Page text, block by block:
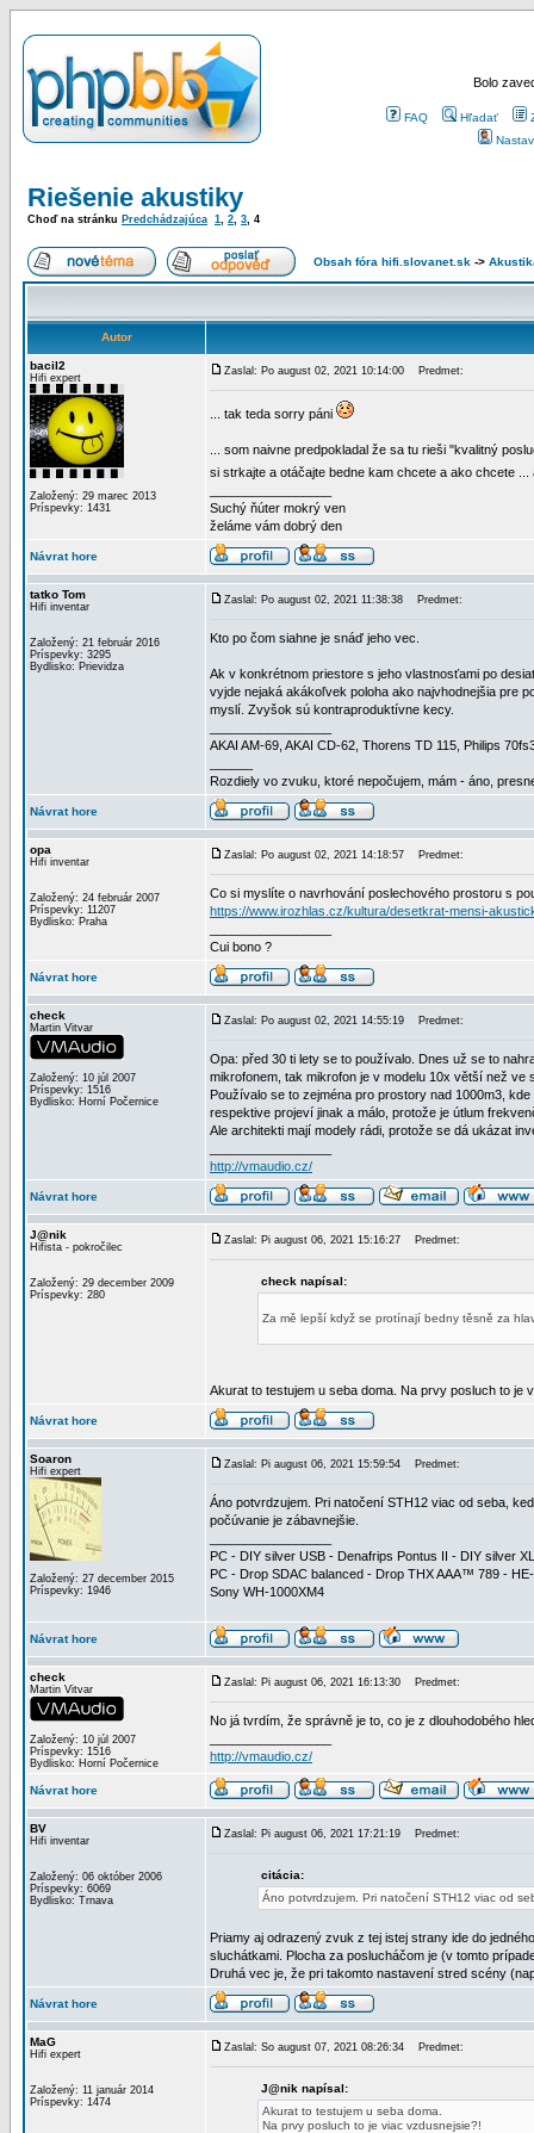
Bolo
FAQ Hľadať
Riešenie akustiky
Choď na stránku Predchádzajúca 1, 2, 3, 4
Obsah fóra hifi.slovanet.sk ->
Autor
bacil2
Hifi expert
Založený: 29 marec 2013
Príspevky: 1431
Zaslal: Po august 02, 2021 10:14:00 Predmet:
... tak teda sorry páni
... som naivne predpokladal že sa tu rieši "kvalitný
si strkajte a otáčajte bedne kam chcete a ako chcete
Suchý ňúter mokrý ven
želáme vám dobrý den
Návrat hore
tatko Tom
Hifi inventar
Založený: 21 február 2016
Príspevky: 3295
Bydlisko: Prievidza
Zaslal: Po august 02, 2021 11:38:38 Predmet:
Kto po čom siahne je snáď jeho vec.
Ak v konkrétnom priestore s jeho vlastnosťami po
vyjde nejaká akákoľvek poloha ako najvhodnejšia pre
myslí. Zvyšok sú kontraproduktívne kecy.
AKAI AM-69, AKAI CD-62, Thorens TD 115, Philips
Rozdiely vo zvuku, ktoré nepočujem, mám - áno,
Návrat hore
opa
Hifi inventar
Založený: 24 február 2007
Príspevky: 11207
Bydlisko: Praha
Zaslal: Po august 02, 2021 14:18:57 Predmet:
Co si myslíte o navrhování poslechového prostoru s
https://www.irozhlas.cz/kultura/desetkrat-mensi-
Cui bono ?
Návrat hore
check
Martin Vitvar
Založený: 10 júl 2007
Príspevky: 1516
Bydlisko: Horní Počernice
Zaslal: Po august 02, 2021 14:55:19 Predmet:
Opa: před 30 ti lety se to používalo. Dnes už se to
mikrofonem, tak mikrofon je v modelu 10x větší než
Používalo se to zejména pro prostory nad 1000m3,
respektive projeví jinak a málo, protože je útlum
Ale architekti mají modely rádi, protože se dá ukázat
http://vmaudio.cz/
Návrat hore
J@nik
Hifista - pokročilec
Založený: 29 december 2009
Príspevky: 280
Zaslal: Pi august 06, 2021 15:16:27 Predmet:
check napísal:
Za mě lepší když se protínají bedny těsně za
Akurat to testujem u seba doma. Na prvy posluch to je
Návrat hore
Soaron
Hifi expert
Založený: 27 december 2015
Príspevky: 1946
Zaslal: Pi august 06, 2021 15:59:54 Predmet:
Áno potvrdzujem. Pri natočení STH12 viac od seba,
počúvanie je zábavnejšie.
PC - DIY silver USB - Denafrips Pontus II - DIY silver
PC - Drop SDAC balanced - Drop THX AAA™ 789 -
Sony WH-1000XM4
Návrat hore
check
Martin Vitvar
Založený: 10 júl 2007
Príspevky: 1516
Bydlisko: Horní Počernice
Zaslal: Pi august 06, 2021 16:13:30 Predmet:
No já tvrdím, že správně je to, co je z dlouhodobého
http://vmaudio.cz/
Návrat hore
BV
Hifi inventar
Založený: 06 október 2006
Príspevky: 6069
Bydlisko: Trnava
Zaslal: Pi august 06, 2021 17:21:19 Predmet:
citácia:
Áno potvrdzujem. Pri natočení STH12 viac od
Priamy aj odrazený zvuk z tej istej strany ide do
sluchátkami. Plocha za poslucháčom je (v tomto
Druhá vec je, že pri takomto nastavení stred scény
Návrat hore
MaG
Hifi expert
Založený: 11 január 2014
Príspevky: 1474
Zaslal: So august 07, 2021 08:26:34 Predmet:
J@nik napísal:
Akurat to testujem u seba doma.
Na prvy posluch to je viac vzdusnejsie?!